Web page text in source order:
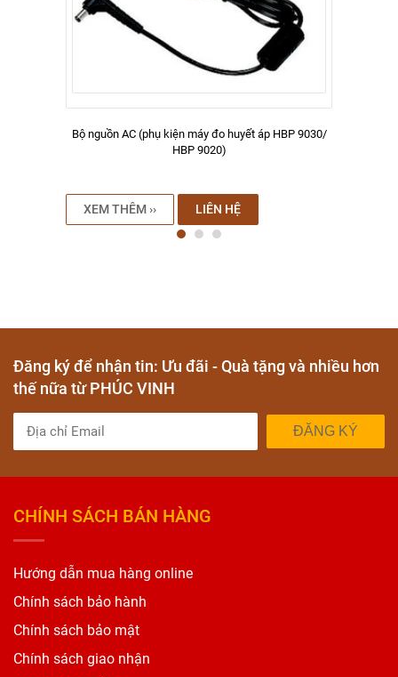
Bộ nguồn AC (phụ kiện máy đo huyết áp HBP 9030/
HBP 9020)
XEM THÊM ›› LIÊN HỆ
Đăng ký để nhận tin: Ưu đãi - Quà tặng và nhiều hơn
thế nữa từ PHÚC VINH
ĐĂNG KÝ
CHÍNH SÁCH BÁN HÀNG
Hướng dẫn mua hàng online
Chính sách bảo hành
Chính sách bảo mật
Chính sách giao nhận